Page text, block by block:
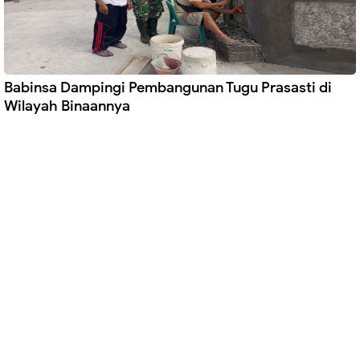
Babinsa Dampingi Pembangunan Tugu Prasasti di
Wilayah Binaannya